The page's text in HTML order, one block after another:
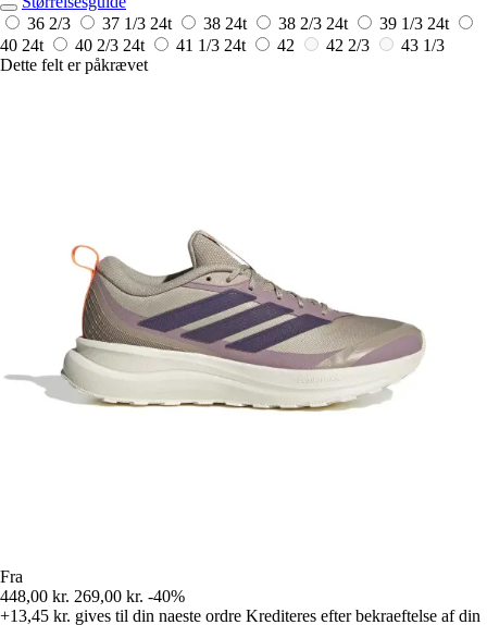
36 2/3
37 1/3 24t 38 24t 38 2/3 24t 39 1/3 24t
40 24t 40 2/3 24t 41 1/3 24t 42 42 2/3
43 1/3
Dette felt er påkrævet
Fra
448,00 kr. 269,00 kr. -40%
+13,45 kr. gives til din naeste ordre Krediteres efter bekraeftelse af din